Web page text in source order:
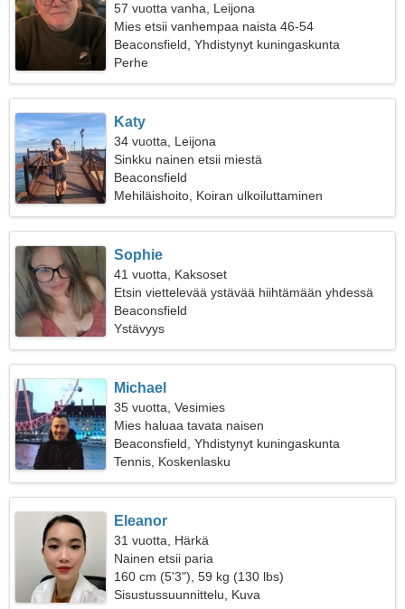
57 vuotta vanha, Leijona
Mies etsii vanhempaa naista 46-54
Beaconsfield, Yhdistynyt kuningaskunta
Perhe
Katy
34 vuotta, Leijona
Sinkku nainen etsii miestä
Beaconsfield
Mehiläishoito, Koiran ulkoiluttaminen
Sophie
41 vuotta, Kaksoset
Etsin viettelevää ystävää hiihtämään yhdessä
Beaconsfield
Ystävyys
Michael
35 vuotta, Vesimies
Mies haluaa tavata naisen
Beaconsfield, Yhdistynyt kuningaskunta
Tennis, Koskenlasku
Eleanor
31 vuotta, Härkä
Nainen etsii paria
160 cm (5'3"), 59 kg (130 lbs)
Sisustussuunnittelu, Kuva